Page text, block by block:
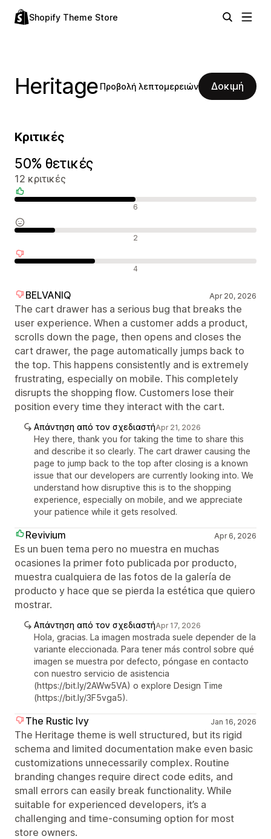
Shopify Theme Store
Heritage Προβολή λεπτομερειών Δοκιμή
Κριτικές
50% θετικές
12 κριτικές
6
2
4
BELVANIQ Apr 20, 2026
The cart drawer has a serious bug that breaks the
user experience. When a customer adds a product,
scrolls down the page, then opens and closes the
cart drawer, the page automatically jumps back to
the top. This happens consistently and is extremely
frustrating, especially on mobile. This completely
disrupts the shopping flow. Customers lose their
position every time they interact with the cart.
Απάντηση από τον σχεδιαστήApr 21, 2026
Hey there, thank you for taking the time to share this
and describe it so clearly. The cart drawer causing the
page to jump back to the top after closing is a known
issue that our developers are currently looking into. We
understand how disruptive this is to the shopping
experience, especially on mobile, and we appreciate
your patience while it gets resolved.
Revivium Apr 6, 2026
Es un buen tema pero no muestra en muchas
ocasiones la primer foto publicada por producto,
muestra cualquiera de las fotos de la galería de
producto y hace que se pierda la estética que quiero
mostrar.
Απάντηση από τον σχεδιαστήApr 17, 2026
Hola, gracias. La imagen mostrada suele depender de la
variante eleccionada. Para tener más control sobre qué
imagen se muestra por defecto, póngase en contacto
con nuestro servicio de asistencia
(https://bit.ly/2AWw5VA) o explore Design Time
(https://bit.ly/3F5vga5).
The Rustic Ivy Jan 16, 2026
The Heritage theme is well structured, but its rigid
schema and limited documentation make even basic
customizations unnecessarily complex. Routine
branding changes require direct code edits, and
small errors can easily break functionality. While
suitable for experienced developers, it’s a
challenging and time-consuming option for most
store owners.